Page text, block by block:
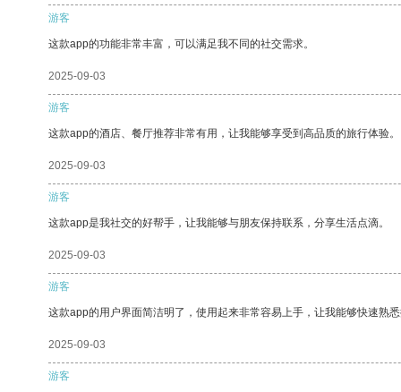
游客
这款app的功能非常丰富，可以满足我不同的社交需求。
2025-09-03
游客
这款app的酒店、餐厅推荐非常有用，让我能够享受到高品质的旅行体验。
2025-09-03
游客
这款app是我社交的好帮手，让我能够与朋友保持联系，分享生活点滴。
2025-09-03
游客
这款app的用户界面简洁明了，使用起来非常容易上手，让我能够快速熟
2025-09-03
游客